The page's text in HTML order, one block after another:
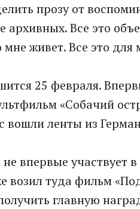
прозу от
архивных. Все это
мне живет. Все это
25 февраля.
«Собачий
вошли ленты из
впервые участвует
возил туда фильм
главную